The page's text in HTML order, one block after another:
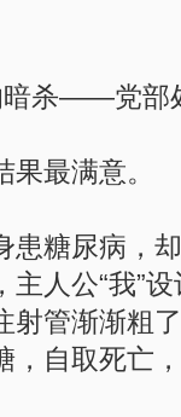
暗杀——党部
最满意。
患糖尿病，
主人公“我”
射管渐渐粗
，自取死亡